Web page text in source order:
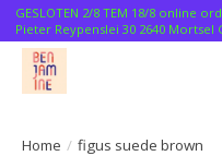
GESLOTEN 2/8 TEM 18/8 online
Pieter Reypenslei 30 2640 Mortsel
Home / figus suede brown